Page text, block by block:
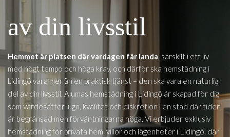
av din livsstil
Hemmet är platsen där vardagen får landa, särskilt i ett liv
med högt tempo och höga krav, och därför ska hemstädning i
Lidingö vara mer än en praktisk tjänst – den ska vara en naturlig
del av din livsstil. Alumas hemstädning i Lidingö är skapad för dig
som värdesätter lugn, kvalitet och diskretion i en stad där tiden
är begränsad men förväntningarna höga. Vi erbjuder exklusiv
hemstädning för privata hem, villor och lägenheter i Lidingö, där